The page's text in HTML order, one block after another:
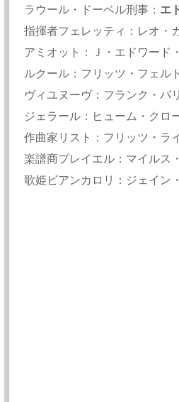
ラウール・ドーベル刑事： エ
指揮者フェレッティ：レオ・
アミオット：Ｊ・エドワード
ルクール：フリッツ・フェル
ヴィユヌーヴ：フランク・パ
ジェラール：ヒューム・クロ
作曲家リスト：フリッツ・ラ
楽譜商プレイエル：マイルス
歌姫ビアンカロリ：ジェイン